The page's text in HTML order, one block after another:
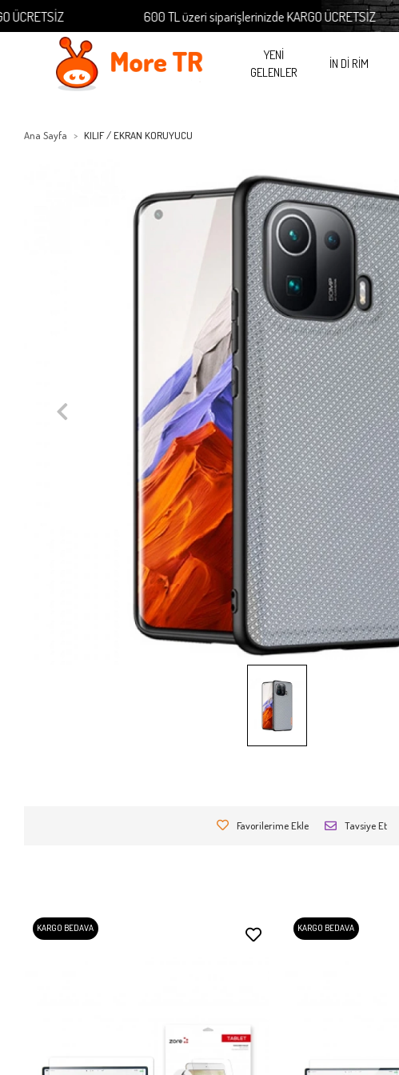
600 TL üzeri siparişlerinizde KARGO ÜCRETSİZ
YENİ
GELENLER
İN Dİ RİM
Ana Sayfa KILIF / EKRAN KORUYUCU
Favorilerime Ekle Tavsiye Et
KARGO BEDAVA KARGO BEDAVA